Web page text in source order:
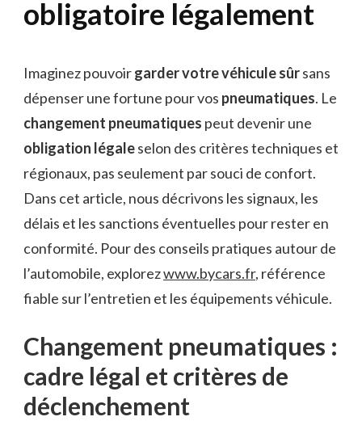
obligatoire légalement
Imaginez pouvoirgarder votre véhicule sûrsans
dépenser une fortune pour vos pneumatiques. Le
changement pneumatiques peut devenir une
obligation légaleselon des critères techniques et
régionaux, pas seulement par souci de confort.
Dans cet article, nous décrivons les signaux, les
délais et les sanctions éventuelles pour rester en
conformité. Pour des conseils pratiques autour de
l’automobile, explorezwww.bycars.fr, référence
fiable sur l’entretien et les équipements véhicule.
Changement pneumatiques :
cadre légal et critères de
déclenchement